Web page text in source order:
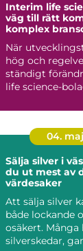
Interim life science
väg till rätt
komplex
När
hög och
ständigt
life science-
04. maj
Sälja silver i
du ut mest av
värdesaker
Att sälja silver
både lockande
osäkert. Många
silverskedar,